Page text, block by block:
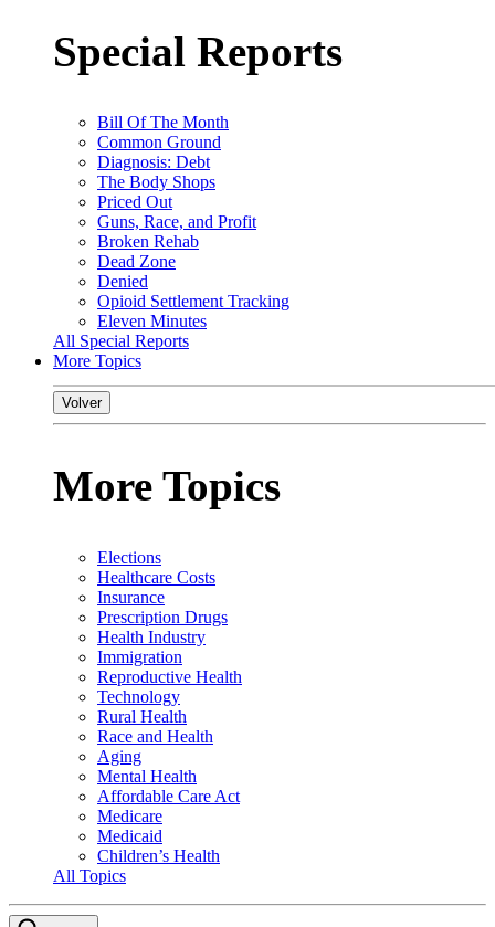
Special Reports
Bill Of The Month
Common Ground
Diagnosis: Debt
The Body Shops
Priced Out
Guns, Race, and Profit
Broken Rehab
Dead Zone
Denied
Opioid Settlement Tracking
Eleven Minutes
All Special Reports
More Topics
Volver
More Topics
Elections
Healthcare Costs
Insurance
Prescription Drugs
Health Industry
Immigration
Reproductive Health
Technology
Rural Health
Race and Health
Aging
Mental Health
Affordable Care Act
Medicare
Medicaid
Children’s Health
All Topics